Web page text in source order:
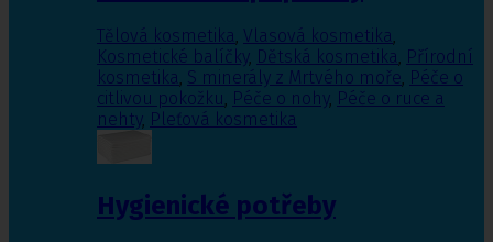
Tělová kosmetika, Vlasová kosmetika,
Kosmetické balíčky, Dětská kosmetika, Přírodní
kosmetika, S minerály z Mrtvého moře, Péče o
citlivou pokožku, Péče o nohy, Péče o ruce a
nehty, Pleťová kosmetika
Hygienické potřeby